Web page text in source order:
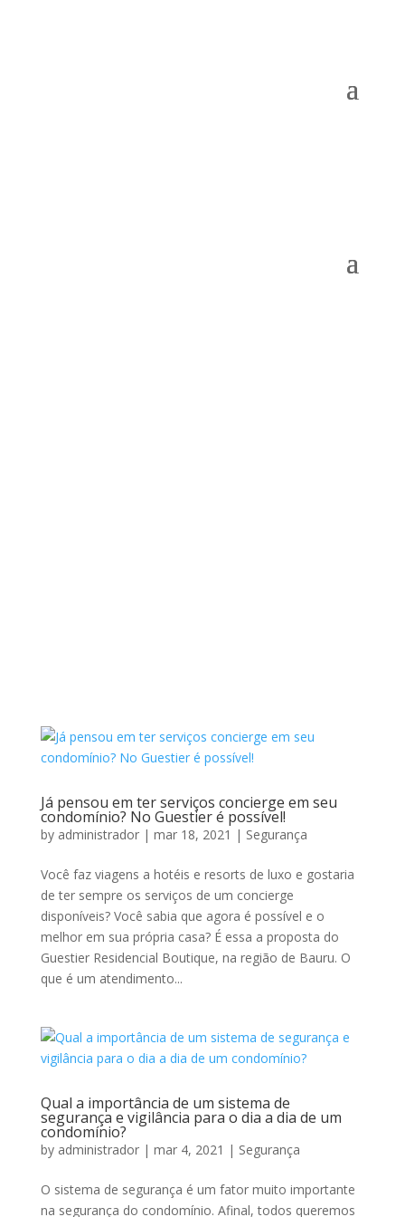
Já pensou em ter serviços concierge em seu
condomínio? No Guestier é possível!
by administrador| mar 18, 2021 | Segurança
Você faz viagens a hotéis e resorts de luxo e gostaria
de ter sempre os serviços de um concierge
disponíveis? Você sabia que agora é possível e o
melhor em sua própria casa? É essa a proposta do
Guestier Residencial Boutique, na região de Bauru. O
que é um atendimento...
Qual a importância de um sistema de
segurança e vigilância para o dia a dia de um
condomínio?
by administrador| mar 4, 2021 | Segurança
O sistema de segurança é um fator muito importante
na segurança do condomínio. Afinal, todos queremos